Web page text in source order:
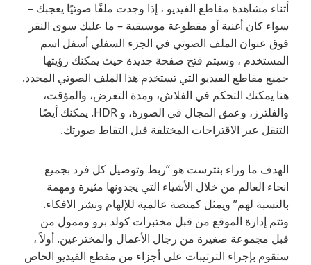
أثناء مشاهدة مقاطع الفيديو ، إذا وجدت ملفًا صوتيًا يعجبك –
سواء كان أغنية أو مقطوعة موسيقية – ما عليك سوى النقر
فوق عنوان الملف الصوتي في الجزء السفلي أسفل اسم
المستخدم ، وسيتم فتح صفحة جديدة حيث يمكنك رؤيتها
جميع مقاطع الفيديو التي تستخدم هذا الملف الصوتي المحدد.
هنا يمكنك التحكم في الفلاش، ومدة التعرض، والمؤقت،
والفلترز، وعمق المجال في الصورة، و HDR. يمكنك أيضًا
التنقل عبر الاقتراحات المختلفة قبل التقاط صورتك.
الهدف ما وراء بنترست هو “ربط وتوصيل كل فرد بجميع
انحاء العالم من خلال الأشياء التي يجدونها مثيرة ومهمة
بالنسبة لهم” ويمثل كمنصة عالمية للإلهام ونشر الافكاء.
وتتم إدارة الموقع من قبل مختبرات كولد برو وممول من
قبل مجموعة صغيرة من رجال الأعمال والمخترعين. أولاً ،
ستقوم بإجراء الترتيبات على أجزاء من مقطع الفيديو الخاص